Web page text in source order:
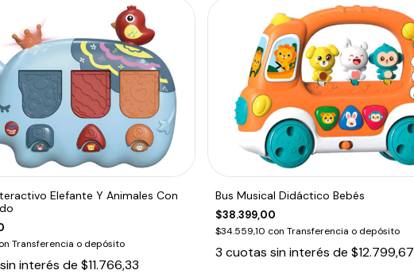
Elefante Y Animales Con
Transferencia o depósito
interés de $11.766,33
Bus Musical Didáctico Bebés
$38.399,00
$34.559,10 con Transferencia o depósito
3 cuotas sin interés de $12.799,67